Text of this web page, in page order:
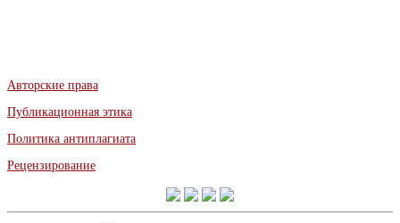
Авторские права
Публикационная этика
Политика антиплагиата
Рецензирование